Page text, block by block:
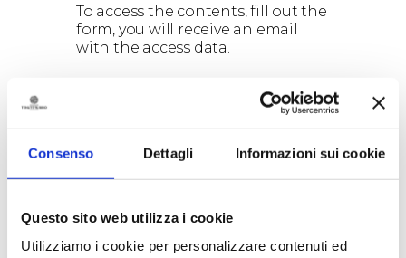
Consenso Dettagli Informazioni sui cookie
Questo sito web utilizza i cookie
Utilizziamo i cookie per personalizzare contenuti ed
To access the contents, fill out the
form, you will receive an email
with the access data.